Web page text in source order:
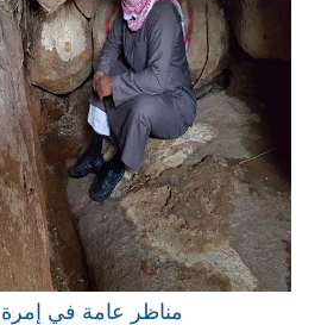
مناظر عامة في إمرة